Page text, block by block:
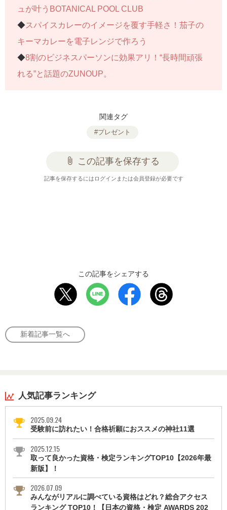
ュが叶うBOTANICAL POOL CLUB
◆スパイスカレーのイメージを覆す手軽さ！茄子の
キーマカレーを電子レンジで作ろう
◆8割のビジネスパーソンに効果アリ！“長時間頑張
れる”と話題のZUNOUP。
関連タグ
#プレゼント
attach_file この記事を保存する
記事を保存するにはログインまたは会員登録が必要です
この記事をシェアする
新着記事一覧へ
人気記事ランキング
2025.09.24
受験前に訪れたい！合格祈願におススメの神社11選
2025.12.15
取って良かった資格・検定ランキングTOP10【2026年最
新版】！
2026.07.09
みんながリアルに調べている資格はどれ？総合アクセス
ランキング TOP10！【日本の資格・検定 AWARDS 202